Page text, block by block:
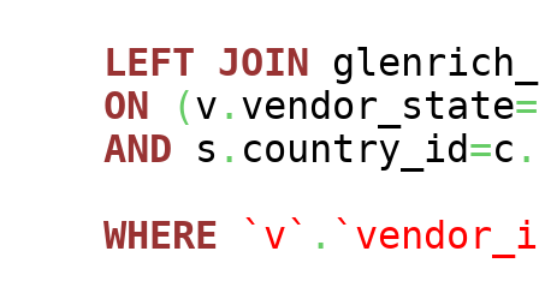
LEFT JOIN
ON
(v . vendor_state=
AND s . country_id=c .
WHERE
`v` .